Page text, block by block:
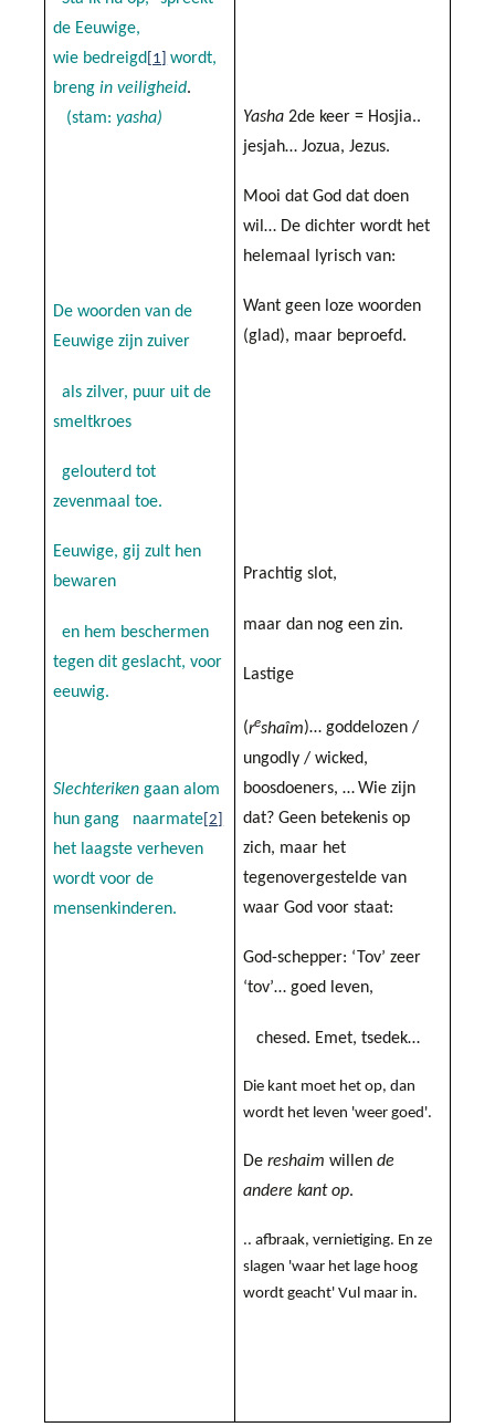
de Eeuwige,
wie bedreigd [1]
wordt,
brengin veiligheid.
(stam:yasha)
De woorden van de
Eeuwige zijn zuiver
als zilver, puur uit de
smeltkroes
gelouterd tot
zevenmaal toe.
Eeuwige, gij zult hen
bewaren
en hem beschermen
tegen dit geslacht, voor
eeuwig.
Slechteriken gaan alom
hun gang
naarmate [2]
het laagste verheven
wordt voor de
mensenkinderen.
Yasha2de keer = Hosjia..
jesjah… Jozua, Jezus.
Mooi dat God dat doen
wil… De dichter wordt het
helemaal lyrisch van:
Want geen loze woorden
(glad), maar beproefd.
Prachtig slot,
maar dan nog een zin.
Lastige
(reshaîm)… goddelozen /
ungodly / wicked,
boosdoeners, …Wie zijn
dat? Geen betekenis op
zich, maar het
tegenovergestelde van
waar God voor staat:
God-schepper: ‘Tov’ zeer
‘tov’… goed leven,
chesed. Emet, tsedek…
Die kant moet het op, dan
wordt het leven 'weer goed'.
Dereshaimwillende
andere kant op.
.. afbraak, vernietiging. En ze
slagen 'waar het lage hoog
wordt geacht' Vul maar in.